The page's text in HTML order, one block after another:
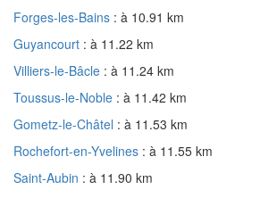
Forges-les-Bains : à 10.91 km
Guyancourt : à 11.22 km
Villiers-le-Bâcle : à 11.24 km
Toussus-le-Noble : à 11.42 km
Gometz-le-Châtel : à 11.53 km
Rochefort-en-Yvelines : à 11.55 km
Saint-Aubin : à 11.90 km